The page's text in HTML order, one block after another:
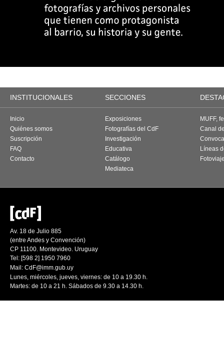
INSTITUCIONALES SECCIONES
Inicio
Quiénes somos
Suscripción
FAQ
Contacto
Exposiciones
Fotografías del CdF
Investigación
Educativa
Catálogo
Mediateca
MUFF,
Canal
Líneas
Av. 18 de Julio 885
(entre Andes y Convención)
CP 11100. Montevideo. Uruguay
Tel: [598 2] 1950 7960
Mail: CdF@imm.gub.uy
Lunes, miércoles, jueves, viernes: de 10 a 19.30 h.
Martes: de 10 a 21 h. Sábados de 9.30 a 14.30 h.